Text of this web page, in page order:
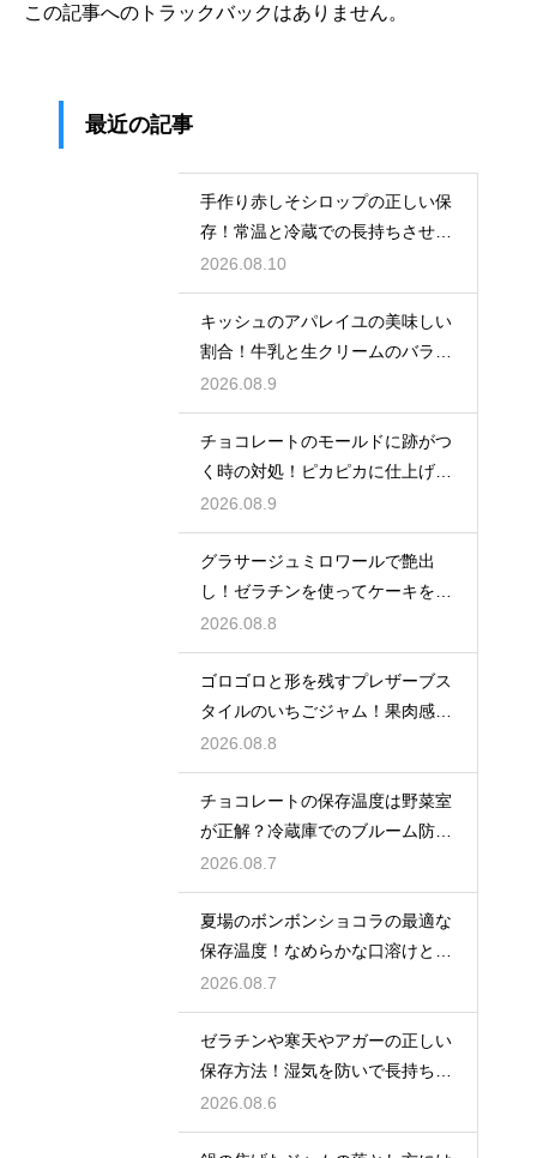
この記事へのトラックバックはありません。
最近の記事
手作り赤しそシロップの正しい保
存！常温と冷蔵での長持ちさせる
コツ
2026.08.10
キッシュのアパレイユの美味しい
割合！牛乳と生クリームのバラン
スで味が決まる
2026.08.9
チョコレートのモールドに跡がつ
く時の対処！ピカピカに仕上げる
ための秘策
2026.08.9
グラサージュミロワールで艶出
し！ゼラチンを使ってケーキを美
しく飾る
2026.08.8
ゴロゴロと形を残すプレザーブス
タイルのいちごジャム！果肉感を
たっぷり楽しむ美味しいレシピ
2026.08.8
チョコレートの保存温度は野菜室
が正解？冷蔵庫でのブルーム防止
策
2026.08.7
夏場のボンボンショコラの最適な
保存温度！なめらかな口溶けと美
しいツヤを保つための管理方法
2026.08.7
ゼラチンや寒天やアガーの正しい
保存方法！湿気を防いで長持ちさ
せるコツ
2026.08.6